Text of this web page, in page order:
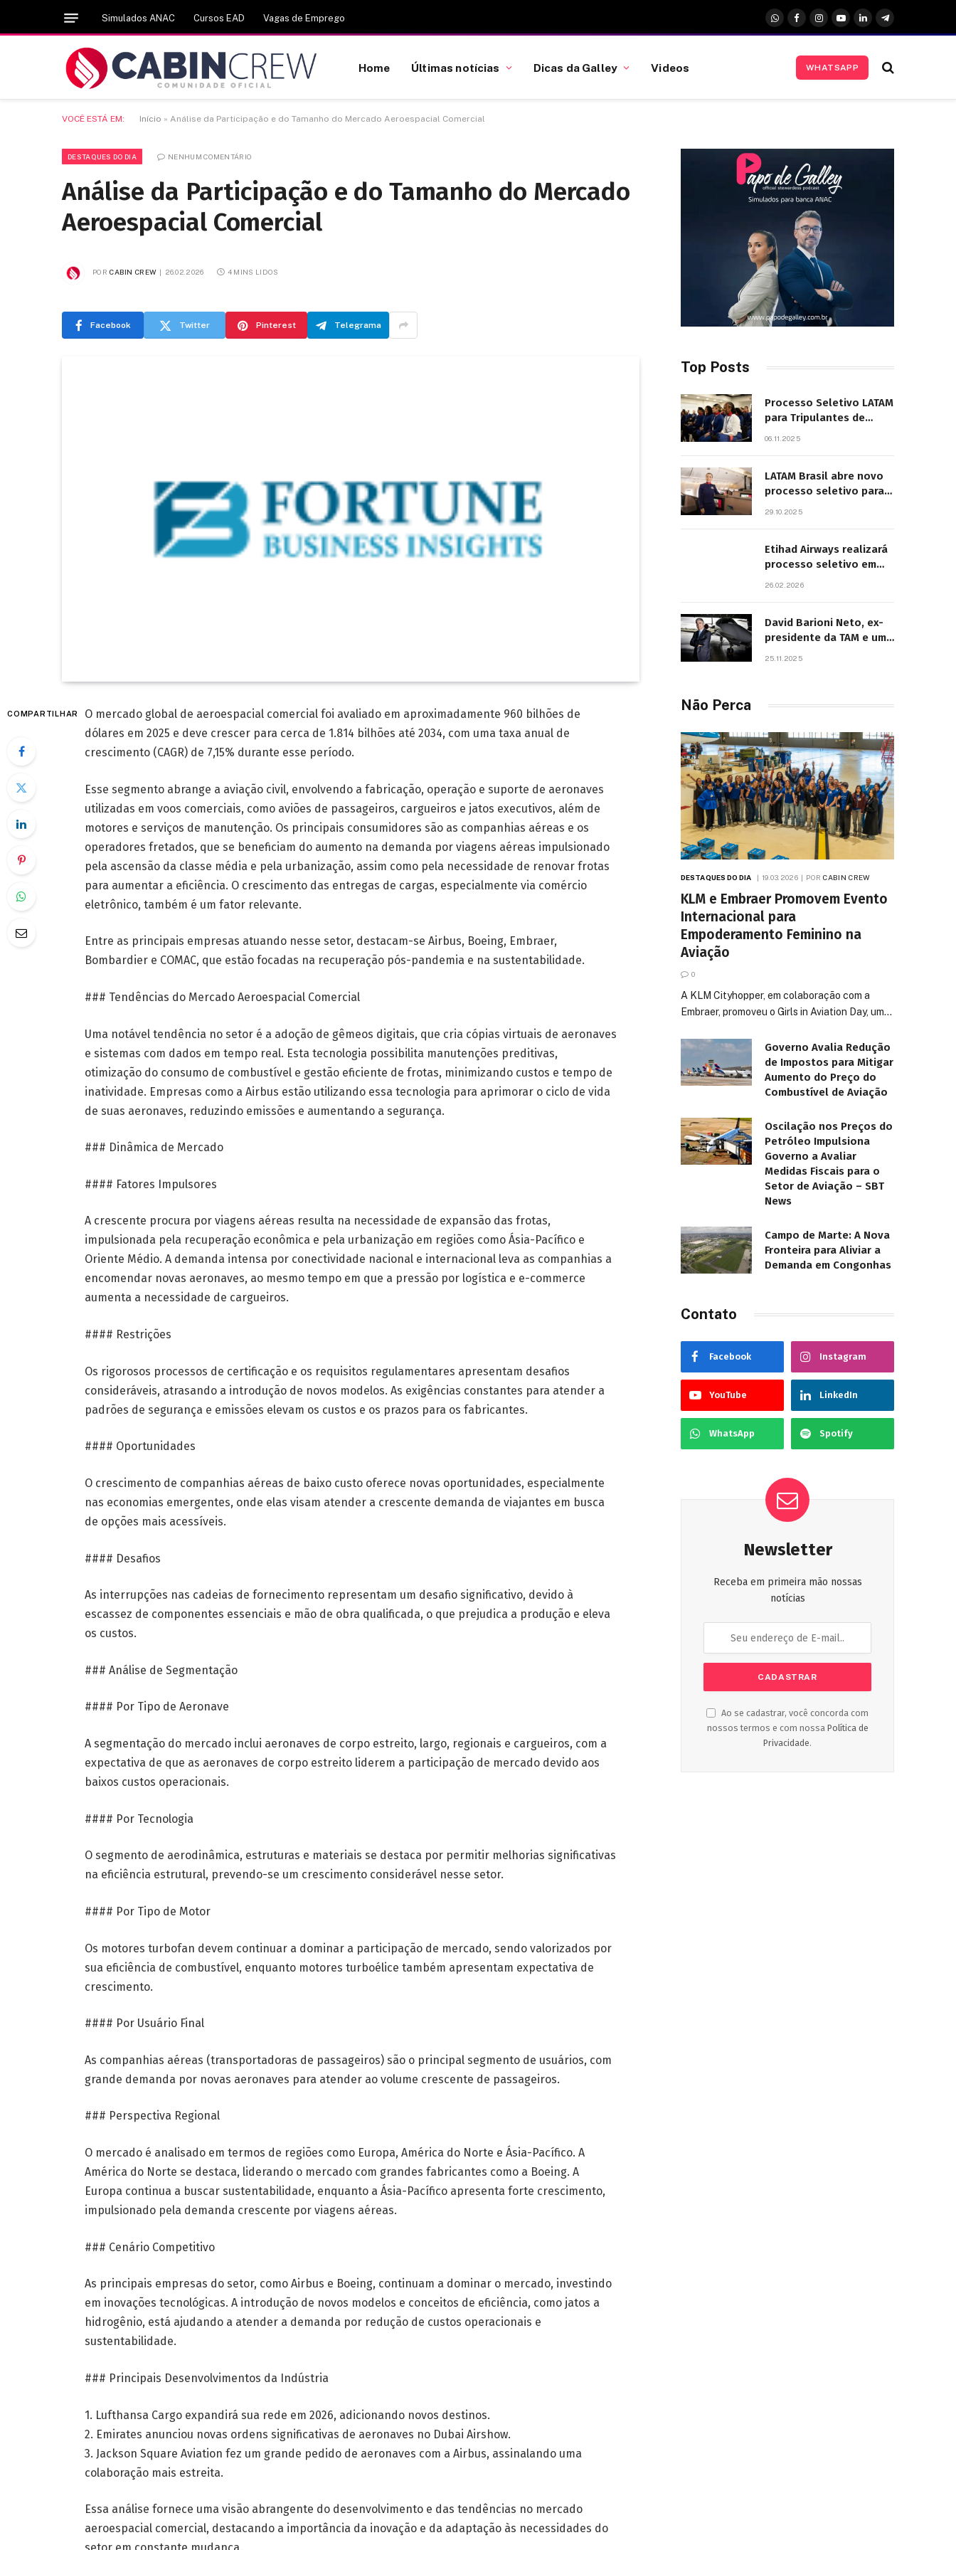
Simulados ANAC Cursos EAD Vagas de Emprego
WhatsApp
FacebookInstagram
YouTubeLinkedInTelegrama
Home Últimas notícias Dicas da Galley Videos WHATSAPP
VOCÊ ESTÁ EM: Início » Análise da Participação e do Tamanho do Mercado Aeroespacial Comercial
DESTAQUES DO DIA NENHUM COMENTÁRIO
Análise da Participação e do Tamanho do Mercado
Aeroespacial Comercial
POR CABIN CREW 26.02.2026 4 MINS LIDOS
Facebook Twitter Pinterest Telegrama
COMPARTILHAR
O mercado global de aeroespacial comercial foi avaliado em aproximadamente 960 bilhões de
dólares em 2025 e deve crescer para cerca de 1.814 bilhões até 2034, com uma taxa anual de
crescimento (CAGR) de 7,15% durante esse período.
Esse segmento abrange a aviação civil, envolvendo a fabricação, operação e suporte de aeronaves
utilizadas em voos comerciais, como aviões de passageiros, cargueiros e jatos executivos, além de
motores e serviços de manutenção. Os principais consumidores são as companhias aéreas e os
operadores fretados, que se beneficiam do aumento na demanda por viagens aéreas impulsionado
pela ascensão da classe média e pela urbanização, assim como pela necessidade de renovar frotas
para aumentar a eficiência. O crescimento das entregas de cargas, especialmente via comércio
eletrônico, também é um fator relevante.
Entre as principais empresas atuando nesse setor, destacam-se Airbus, Boeing, Embraer,
Bombardier e COMAC, que estão focadas na recuperação pós-pandemia e na sustentabilidade.
### Tendências do Mercado Aeroespacial Comercial
Uma notável tendência no setor é a adoção de gêmeos digitais, que cria cópias virtuais de aeronaves
e sistemas com dados em tempo real. Esta tecnologia possibilita manutenções preditivas,
otimização do consumo de combustível e gestão eficiente de frotas, minimizando custos e tempo de
inatividade. Empresas como a Airbus estão utilizando essa tecnologia para aprimorar o ciclo de vida
de suas aeronaves, reduzindo emissões e aumentando a segurança.
### Dinâmica de Mercado
#### Fatores Impulsores
A crescente procura por viagens aéreas resulta na necessidade de expansão das frotas,
impulsionada pela recuperação econômica e pela urbanização em regiões como Ásia-Pacífico e
Oriente Médio. A demanda intensa por conectividade nacional e internacional leva as companhias a
encomendar novas aeronaves, ao mesmo tempo em que a pressão por logística e e-commerce
aumenta a necessidade de cargueiros.
#### Restrições
Os rigorosos processos de certificação e os requisitos regulamentares apresentam desafios
consideráveis, atrasando a introdução de novos modelos. As exigências constantes para atender a
padrões de segurança e emissões elevam os custos e os prazos para os fabricantes.
#### Oportunidades
O crescimento de companhias aéreas de baixo custo oferece novas oportunidades, especialmente
nas economias emergentes, onde elas visam atender a crescente demanda de viajantes em busca
de opções mais acessíveis.
#### Desafios
As interrupções nas cadeias de fornecimento representam um desafio significativo, devido à
escassez de componentes essenciais e mão de obra qualificada, o que prejudica a produção e eleva
os custos.
### Análise de Segmentação
#### Por Tipo de Aeronave
A segmentação do mercado inclui aeronaves de corpo estreito, largo, regionais e cargueiros, com a
expectativa de que as aeronaves de corpo estreito liderem a participação de mercado devido aos
baixos custos operacionais.
#### Por Tecnologia
O segmento de aerodinâmica, estruturas e materiais se destaca por permitir melhorias significativas
na eficiência estrutural, prevendo-se um crescimento considerável nesse setor.
#### Por Tipo de Motor
Os motores turbofan devem continuar a dominar a participação de mercado, sendo valorizados por
sua eficiência de combustível, enquanto motores turboélice também apresentam expectativa de
crescimento.
#### Por Usuário Final
As companhias aéreas (transportadoras de passageiros) são o principal segmento de usuários, com
grande demanda por novas aeronaves para atender ao volume crescente de passageiros.
### Perspectiva Regional
O mercado é analisado em termos de regiões como Europa, América do Norte e Ásia-Pacífico. A
América do Norte se destaca, liderando o mercado com grandes fabricantes como a Boeing. A
Europa continua a buscar sustentabilidade, enquanto a Ásia-Pacífico apresenta forte crescimento,
impulsionado pela demanda crescente por viagens aéreas.
### Cenário Competitivo
As principais empresas do setor, como Airbus e Boeing, continuam a dominar o mercado, investindo
em inovações tecnológicas. A introdução de novos modelos e conceitos de eficiência, como jatos a
hidrogênio, está ajudando a atender a demanda por redução de custos operacionais e
sustentabilidade.
### Principais Desenvolvimentos da Indústria
1. Lufthansa Cargo expandirá sua rede em 2026, adicionando novos destinos.
2. Emirates anunciou novas ordens significativas de aeronaves no Dubai Airshow.
3. Jackson Square Aviation fez um grande pedido de aeronaves com a Airbus, assinalando uma
colaboração mais estreita.
Essa análise fornece uma visão abrangente do desenvolvimento e das tendências no mercado
aeroespacial comercial, destacando a importância da inovação e da adaptação às necessidades do
Top Posts
Processo Seletivo LATAM
para Tripulantes de
06.11.2025
LATAM Brasil abre novo
processo seletivo para
29.10.2025
Etihad Airways realizará
processo seletivo em
26.02.2026
David Barioni Neto, ex-
presidente da TAM e um
25.11.2025
Não Perca
DESTAQUES DO DIA 19.03.2026 POR CABIN CREW
KLM e Embraer Promovem Evento
Internacional para
Empoderamento Feminino na
Aviação
0
A KLM Cityhopper, em colaboração com a
Embraer, promoveu o Girls in Aviation Day, um…
Governo Avalia Redução
de Impostos para Mitigar
Aumento do Preço do
Combustível de Aviação
Oscilação nos Preços do
Petróleo Impulsiona
Governo a Avaliar
Medidas Fiscais para o
Setor de Aviação – SBT
News
Campo de Marte: A Nova
Fronteira para Aliviar a
Demanda em Congonhas
Contato
Facebook Instagram
YouTube LinkedIn
WhatsApp Spotify
Newsletter
Receba em primeira mão nossas
notícias
Ao se cadastrar, você concorda com
nossos termos e com nossa Política de
Privacidade.